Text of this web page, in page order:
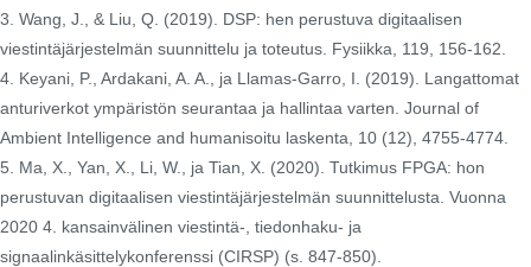
3. Wang, J., & Liu, Q. (2019). DSP: hen perustuva digitaalisen
viestintäjärjestelmän suunnittelu ja toteutus. Fysiikka, 119, 156-162.
4. Keyani, P., Ardakani, A. A., ja Llamas-Garro, I. (2019). Langattomat
anturiverkot ympäristön seurantaa ja hallintaa varten. Journal of
Ambient Intelligence and humanisoitu laskenta, 10 (12), 4755-4774.
5. Ma, X., Yan, X., Li, W., ja Tian, ​​X. (2020). Tutkimus FPGA: hon
perustuvan digitaalisen viestintäjärjestelmän suunnittelusta. Vuonna
2020 4. kansainvälinen viestintä-, tiedonhaku- ja
signaalinkäsittelykonferenssi (CIRSP) (s. 847-850).